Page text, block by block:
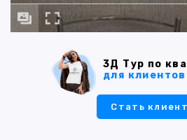
3Д Тур по
для
Стать